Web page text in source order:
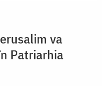
va
Patriarhia